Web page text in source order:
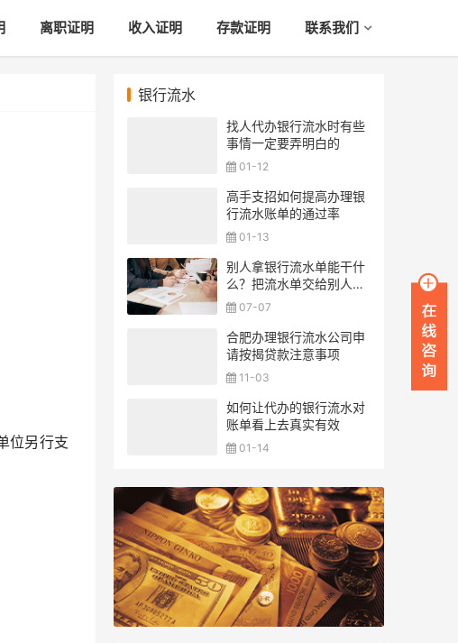
离职证明 收入证明 存款证明 联系我们
位另行支
银行流水
找人代办银行流水时有些
事情一定要弄明白的
01-12
高手支招如何提高办理银
行流水账单的通过率
01-13
别人拿银行流水单能干什
么？把流水单交给别人安
全吗？
07-07
合肥办理银行流水公司申
请按揭贷款注意事项
11-03
如何让代办的银行流水对
账单看上去真实有效
01-14